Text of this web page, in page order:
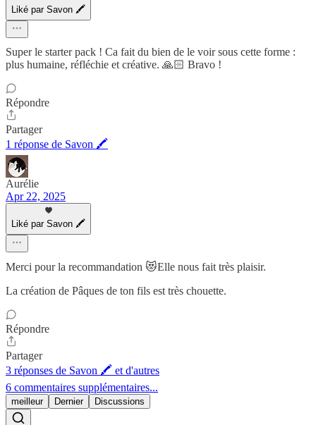
Liké par Savon 🖍
Super le starter pack ! Ca fait du bien de le voir sous cette forme :
plus humaine, réfléchie et créative. 🙏🏻 Bravo !
Répondre
Partager
1 réponse de Savon 🖍
Aurélie
Apr 22, 2025
Liké par Savon 🖍
Merci pour la recommandation 😻Elle nous fait très plaisir.
La création de Pâques de ton fils est très chouette.
Répondre
Partager
3 réponses de Savon 🖍 et d'autres
6 commentaires supplémentaires...
meilleur Dernier Discussions